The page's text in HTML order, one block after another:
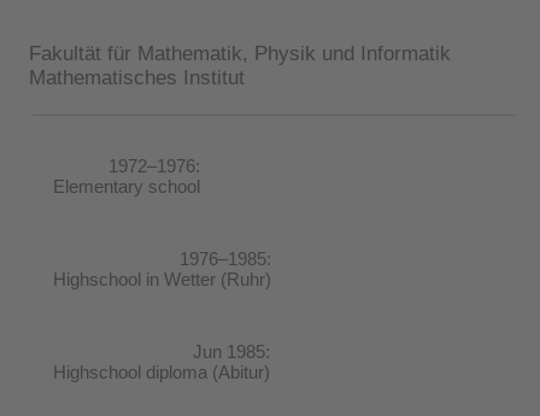
Fakultät für Mathematik, Physik und Informatik
Mathematisches Institut
1972–1976:
Elementary school
1976–1985:
Highschool in Wetter (Ruhr)
Jun 1985:
Highschool diploma (Abitur)